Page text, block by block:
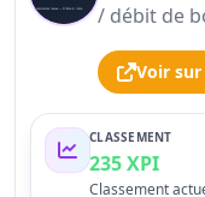
/ débit de
Voir
CLASSEMENT
235 XPI